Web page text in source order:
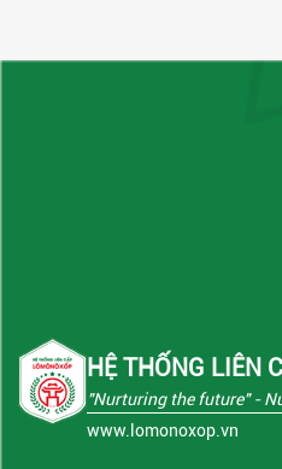
HỆ THỐNG LIÊN
"Nurturing the future"-
www.lomonoxop.vn